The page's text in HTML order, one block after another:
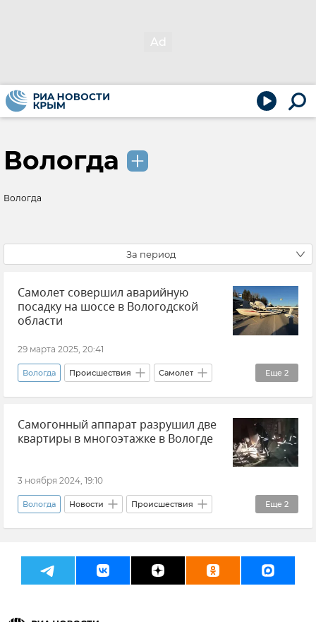
Вологда
Вологда
За период
Самолет совершил аварийную
посадку на шоссе в Вологодской
области
29 марта 2025, 20:41
Еще 2
Вологда Происшествия Самолет
Новости ДТП
Самогонный аппарат разрушил две
квартиры в многоэтажке в Вологде
3 ноября 2024, 19:10
Еще 2
Вологда Новости Происшествия
Взрыв
МЧС РФ (Министерство чрезвычайных ситуаций Российской Федерации)